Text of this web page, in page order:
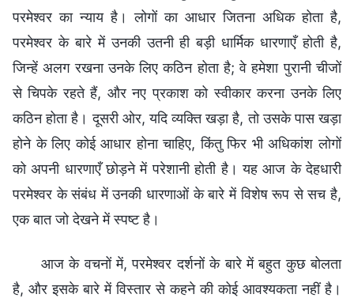
परमेश्वर का न्याय है। लोगों का आधार जितना अधिक होता है,
परमेश्वर के बारे में उनकी उतनी ही बड़ी धार्मिक धारणाएँ होती है,
जिन्हें अलग रखना उनके लिए कठिन होता है; वे हमेशा पुरानी चीजों
से चिपके रहते हैं, और नए प्रकाश को स्वीकार करना उनके लिए
कठिन होता है। दूसरी ओर, यदि व्यक्ति खड़ा है, तो उसके पास खड़ा
होने के लिए कोई आधार होना चाहिए, किंतु फिर भी अधिकांश लोगों
को अपनी धारणाएँ छोड़ने में परेशानी होती है। यह आज के देहधारी
परमेश्वर के संबंध में उनकी धारणाओं के बारे में विशेष रूप से सच है,
एक बात जो देखने में स्पष्ट है।
आज के वचनों में, परमेश्वर दर्शनों के बारे में बहुत कुछ बोलता
है, और इसके बारे में विस्तार से कहने की कोई आवश्यकता नहीं है।